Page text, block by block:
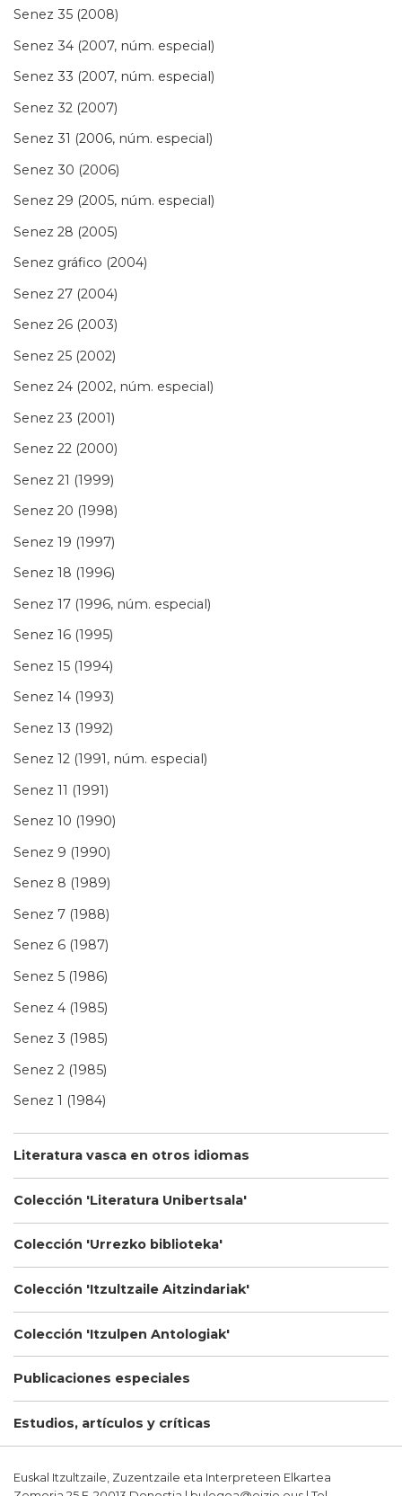
Senez 35 (2008)
Senez 34 (2007, núm. especial)
Senez 33 (2007, núm. especial)
Senez 32 (2007)
Senez 31 (2006, núm. especial)
Senez 30 (2006)
Senez 29 (2005, núm. especial)
Senez 28 (2005)
Senez gráfico (2004)
Senez 27 (2004)
Senez 26 (2003)
Senez 25 (2002)
Senez 24 (2002, núm. especial)
Senez 23 (2001)
Senez 22 (2000)
Senez 21 (1999)
Senez 20 (1998)
Senez 19 (1997)
Senez 18 (1996)
Senez 17 (1996, núm. especial)
Senez 16 (1995)
Senez 15 (1994)
Senez 14 (1993)
Senez 13 (1992)
Senez 12 (1991, núm. especial)
Senez 11 (1991)
Senez 10 (1990)
Senez 9 (1990)
Senez 8 (1989)
Senez 7 (1988)
Senez 6 (1987)
Senez 5 (1986)
Senez 4 (1985)
Senez 3 (1985)
Senez 2 (1985)
Senez 1 (1984)
Literatura vasca en otros idiomas
Colección 'Literatura Unibertsala'
Colección 'Urrezko biblioteka'
Colección 'Itzultzaile Aitzindariak'
Colección 'Itzulpen Antologiak'
Publicaciones especiales
Estudios, artículos y críticas
Euskal Itzultzaile, Zuzentzaile eta Interpreteen Elkartea